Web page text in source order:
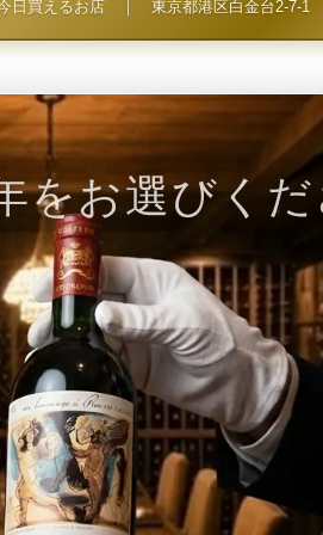
日買えるお店｜ 東京都港区白金台2-7-1
をお選びく